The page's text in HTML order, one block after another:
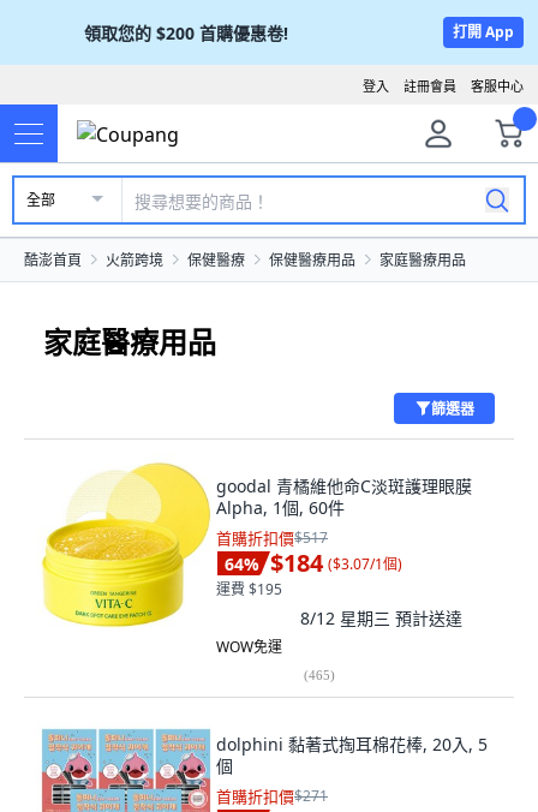
領取您的 $200 首購優惠卷! 打開 App
客服中心
註冊會員
登入
全部
酷澎首頁 火箭跨境 保健醫療 保健醫療用品 家庭醫療用品
家庭醫療用品
篩選器
goodal 青橘維他命C淡斑護理眼膜
Alpha, 1個, 60件
首購折扣價$517
64% $184 ($3.07/1個)
運費 $195
8/12 星期三 預計送達
WOW免運
(465)
dolphini 黏著式掏耳棉花棒, 20入, 5
個
首購折扣價$271